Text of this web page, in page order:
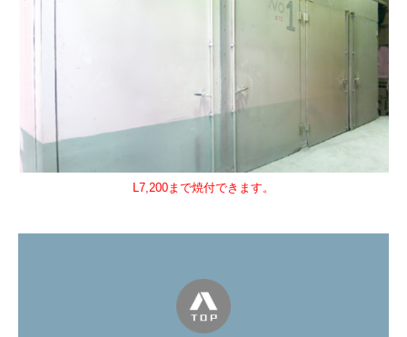
L7,200まで焼付できます。